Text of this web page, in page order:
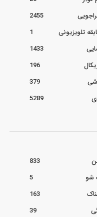
2455
تلویزیونی
1
1433
196
379
5289
833
شو
5
163
39